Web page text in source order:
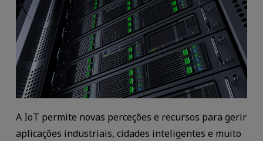
A IoT permite novas perceções e recursos para gerir
aplicações industriais, cidades inteligentes e muito